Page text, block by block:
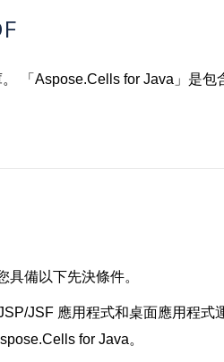
「Aspose.Cells for Java」是
備以下先決條件。
JSF 應用程式和桌面應用程式
for Java。